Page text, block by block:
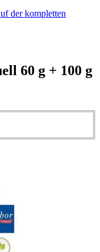
60 g + 100 g